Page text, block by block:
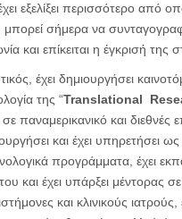
εξελίξει περισσότερο από
μπορεί σήμερα να
και επίκειται η έγκρισή
έχει δημιουργήσει
της “Translational
παναμερικανικό και διεθνές
και έχει υπηρετήσει
προγράμματα, έχει
και έχει υπάρξει μέντορας
και κλινικούς ιατρούς,